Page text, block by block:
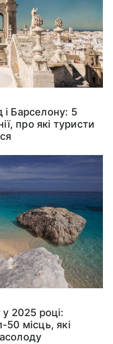
Барселону: 5
про які туристи
2025 році:
50 місць, які